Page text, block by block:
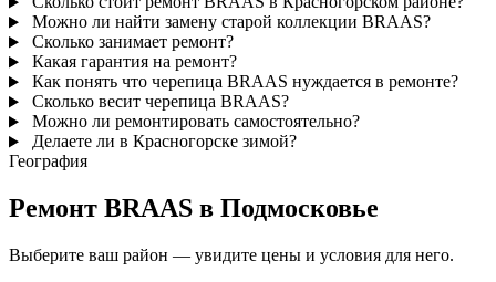
Можно ли найти замену старой коллекции BRAAS?
Сколько занимает ремонт?
Какая гарантия на ремонт?
Как понять что черепица BRAAS нуждается в ремонте?
Сколько весит черепица BRAAS?
Можно ли ремонтировать самостоятельно?
Делаете ли в Красногорске зимой?
География
Ремонт BRAAS в Подмосковье
Выберите ваш район — увидите цены и условия для него.